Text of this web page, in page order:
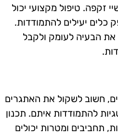
זקפה. טיפול מקצועי יכול
כלים יעילים להתמודדות.
את הבעיה לעומק ולקבל
חשוב לשקול את האתגרים
להתמודדות איתם. תכנון
תחביבים ומטרות יכולים